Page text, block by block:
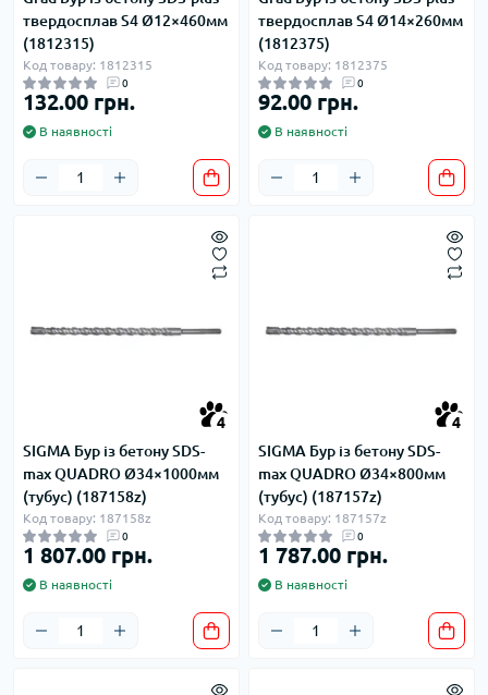
твердосплав S4 Ø12×460мм
(1812315)
Код товару: 1812315
0
132.00 грн.
В наявності
твердосплав S4 Ø14×260мм
(1812375)
Код товару: 1812375
0
92.00 грн.
В наявності
4
SIGMA Бур із бетону SDS-
max QUADRO Ø34×1000мм
(тубус) (187158z)
Код товару: 187158z
0
1 807.00 грн.
В наявності
4
SIGMA Бур із бетону SDS-
max QUADRO Ø34×800мм
(тубус) (187157z)
Код товару: 187157z
0
1 787.00 грн.
В наявності